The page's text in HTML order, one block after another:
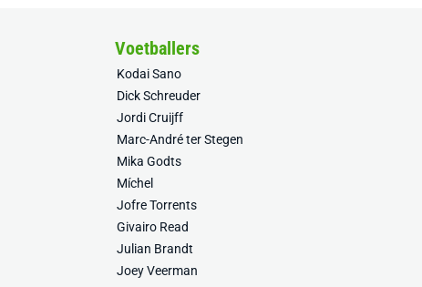
Voetballers
Kodai Sano
Dick Schreuder
Jordi Cruijff
Marc-André ter Stegen
Mika Godts
Míchel
Jofre Torrents
Givairo Read
Julian Brandt
Joey Veerman